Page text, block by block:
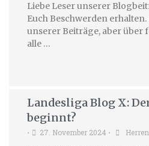
Liebe Leser unserer
Euch Beschwerden
unserer Beiträge, aber über
alle …
Landesliga Blog X:
beginnt?
• 27. November 2024 • Herren